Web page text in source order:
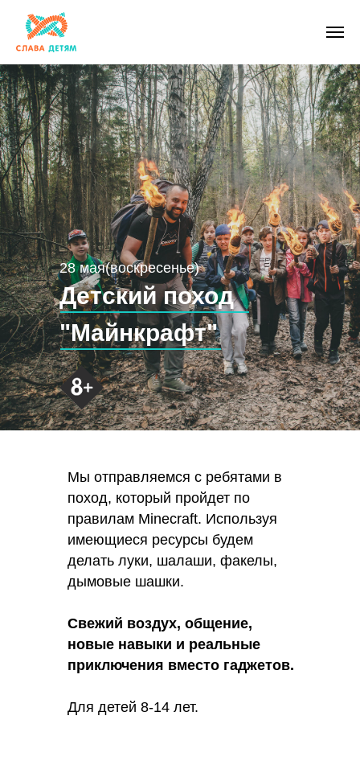
Детский поход
"Майнкрафт"
28 мая(воскресенье)
Мы отправляемся с ребятами в
поход, который пройдет по
правилам Minecraft. Используя
имеющиеся ресурсы будем
делать луки, шалаши, факелы,
дымовые шашки.
Свежий воздух, общение,
новые навыки и реальные
приключения вместо гаджетов.
Для детей 8-14 лет.